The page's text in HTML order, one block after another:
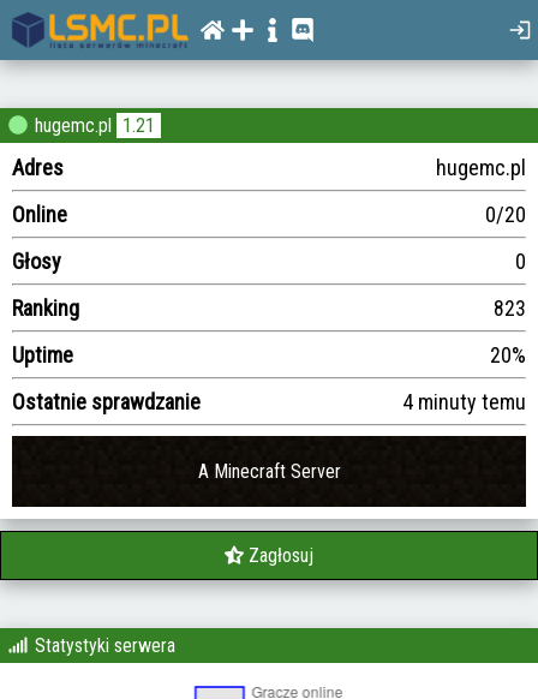
hugemc.pl 1.21
Adres
hugemc.pl
Online
0/20
Głosy
0
Ranking
823
Uptime
20%
Ostatnie sprawdzanie
4 minuty temu
A Minecraft Server
Zagłosuj
Statystyki serwera